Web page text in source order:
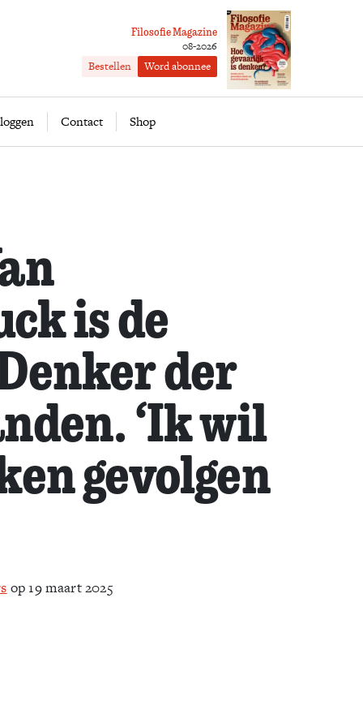
Filosofie Magazine
08-2026
Bestellen Word abonnee
Contact Shop
Word abonnee
is de
der
‘Ik wil
gevolgen
op 19 maart 2025